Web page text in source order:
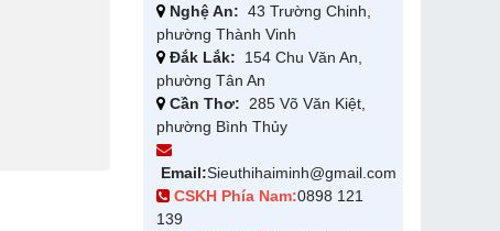
Nghệ An: 43 Trường Chinh,
phường Thành Vinh
Đắk Lắk: 154 Chu Văn An,
phường Tân An
Cần Thơ: 285 Võ Văn Kiệt,
phường Bình Thủy
Email:Sieuthihaiminh@gmail.com
CSKH Phía Nam:0898 121
139